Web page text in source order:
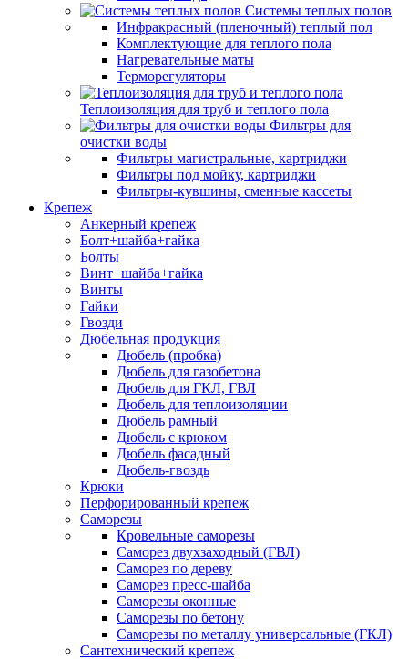
Системы теплых полов
Инфракрасный (пленочный) теплый пол
Комплектующие для теплого пола
Нагревательные маты
Терморегуляторы
Теплоизоляция для труб и теплого пола
Фильтры для
очистки воды
Фильтры магистральные, картриджи
Фильтры под мойку, картриджи
Фильтры-кувшины, сменные кассеты
Крепеж
Анкерный крепеж
Болт+шайба+гайка
Болты
Винт+шайба+гайка
Винты
Гайки
Гвозди
Дюбельная продукция
Дюбель (пробка)
Дюбель для газобетона
Дюбель для ГКЛ, ГВЛ
Дюбель для теплоизоляции
Дюбель рамный
Дюбель с крюком
Дюбель фасадный
Дюбель-гвоздь
Крюки
Перфорированный крепеж
Саморезы
Кровельные саморезы
Саморез двухзаходный (ГВЛ)
Саморез по дереву
Саморез пресс-шайба
Саморезы оконные
Саморезы по бетону
Саморезы по металлу универсальные (ГКЛ)
Сантехнический крепеж